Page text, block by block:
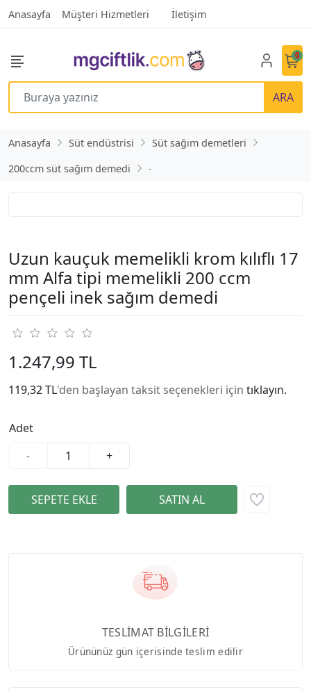
Anasayfa Müşteri Hizmetleri İletişim
ARA
0
Anasayfa Süt endüstrisi
Süt sağım demetleri
200ccm süt sağım demedi
-
Uzun kauçuk memelikli krom kılıflı 17
mm Alfa tipi memelikli 200 ccm
pençeli inek sağım demedi
1.247,99 TL
119,32 TL'den başlayan taksit seçenekleri için tıklayın.
Adet
-
+
TESLİMAT BİLGİLERİ
Ürününüz gün içerisinde teslim edilir